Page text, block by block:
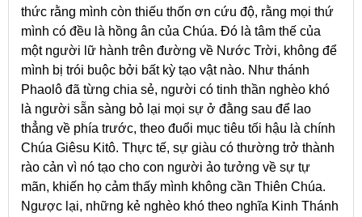
thức rằng mình còn thiếu thốn ơn cứu độ, rằng mọi thứ
mình có đều là hồng ân của Chúa. Đó là tâm thế của
một người lữ hành trên đường về Nước Trời, không để
mình bị trói buộc bởi bất kỳ tạo vật nào. Như thánh
Phaolô đã từng chia sẻ, người có tinh thần nghèo khó
là người sẵn sàng bỏ lại mọi sự ở đằng sau để lao
thẳng về phía trước, theo đuổi mục tiêu tối hậu là chính
Chúa Giêsu Kitô. Thực tế, sự giàu có thường trở thành
rào cản vì nó tạo cho con người ảo tưởng về sự tự
mãn, khiến họ cảm thấy mình không cần Thiên Chúa.
Ngược lại, những kẻ nghèo khó theo nghĩa Kinh Thánh